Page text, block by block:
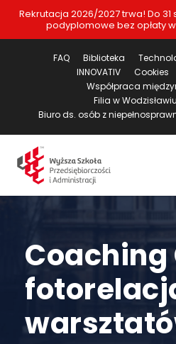
Rekrutacja 2026/2027 trwa! Do
podyplomowe bez opłaty
FAQ Biblioteka
INNOVATIV
Cookies
Współpraca
Filia w
Biuro ds. osób z
Coaching